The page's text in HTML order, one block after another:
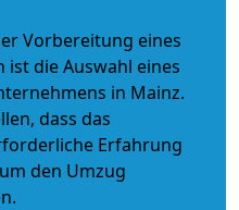
Vorbereitung eines
ist die Auswahl eines
in Mainz.
dass das
Erfahrung
den Umzug